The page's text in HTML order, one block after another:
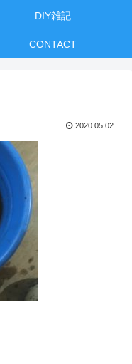
DIY雑記
CONTACT
2020.05.02